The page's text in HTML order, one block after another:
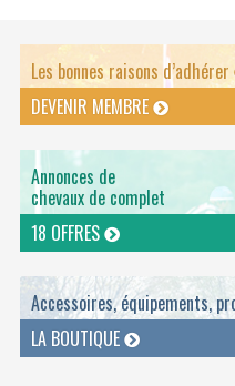
Les bonnes raisons d’adhérer
DEVENIR MEMBRE
Annonces de
chevaux de complet
18 OFFRES
Accessoires, équipements,
LA BOUTIQUE